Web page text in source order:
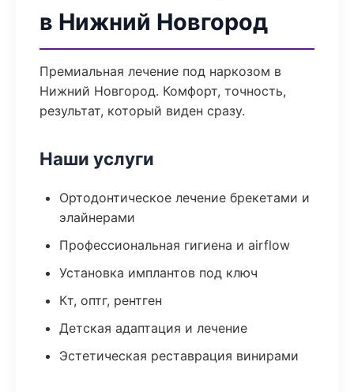
в Нижний Новгород
Премиальная лечение под наркозом в
Нижний Новгород. Комфорт, точность,
результат, который виден сразу.
Наши услуги
Ортодонтическое лечение брекетами и
элайнерами
Профессиональная гигиена и airflow
Установка имплантов под ключ
Кт, оптг, рентген
Детская адаптация и лечение
Эстетическая реставрация винирами